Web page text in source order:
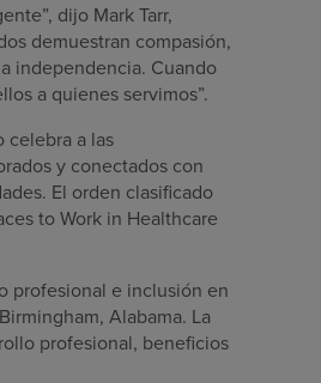
dijo Mark Tarr,
demuestran compasión,
independencia. Cuando
a quienes servimos”.
celebra a las
y conectados con
El orden clasificado
to Work in Healthcare
profesional e inclusión en
Alabama. La
profesional, beneficios